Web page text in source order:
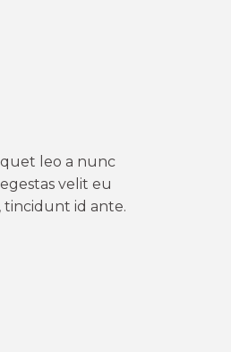
leo a nunc
velit eu
tincidunt id ante.